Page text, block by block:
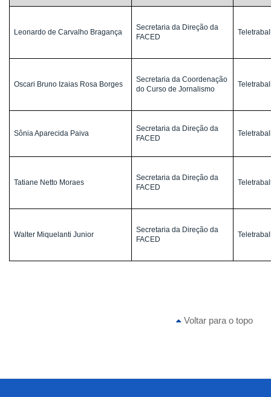
Leonardo de Carvalho Bragança
Secretaria da Direção da
FACED
Oscari Bruno Izaias Rosa Borges
Secretaria da Coordenação
do Curso de Jornalismo
Sônia Aparecida Paiva
Secretaria da Direção da
FACED
Tatiane Netto Moraes
Secretaria da Direção da
FACED
Walter Miquelanti Junior
Secretaria da Direção da
FACED
Voltar para o topo